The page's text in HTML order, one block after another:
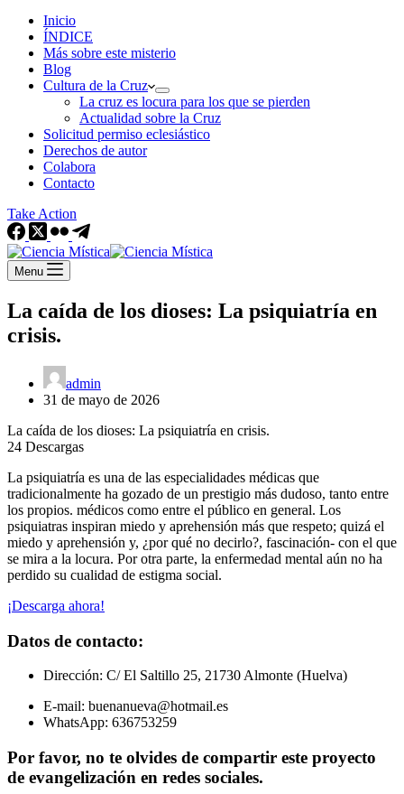
Inicio
ÍNDICE
Más sobre este misterio
Blog
Cultura de la Cruz
La cruz es locura para los que se pierden
Actualidad sobre la Cruz
Solicitud permiso eclesiástico
Derechos de autor
Colabora
Contacto
Take Action
Menu
La caída de los dioses: La psiquiatría en
crisis.
admin
31 de mayo de 2026
La caída de los dioses: La psiquiatría en crisis.
24 Descargas
La psiquiatría es una de las especialidades médicas que
tradicionalmente ha gozado de un prestigio más dudoso, tanto entre
los propios. médicos como entre el público en general. Los
psiquiatras inspiran miedo y aprehensión más que respeto; quizá el
miedo y aprehensión y, ¿por qué no decirlo?, fascinación- con el que
se mira a la locura. Por otra parte, la enfermedad mental aún no ha
perdido su cualidad de estigma social.
¡Descarga ahora!
Datos de contacto:
Dirección: C/ El Saltillo 25, 21730 Almonte (Huelva)
E-mail: buenanueva@hotmail.es
WhatsApp: 636753259
Por favor, no te olvides de compartir este proyecto
de evangelización en redes sociales.